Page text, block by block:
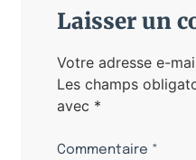
Laisser un
Votre adresse e-
Les champs
avec *
Commentaire *